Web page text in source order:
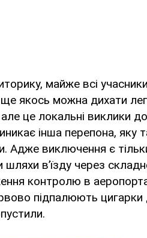
майже всі
якось можна дихати
це локальні виклики до
інша перепона, яку
Адже виключення є
в’їзду через
контролю в
підпалюють цигарки